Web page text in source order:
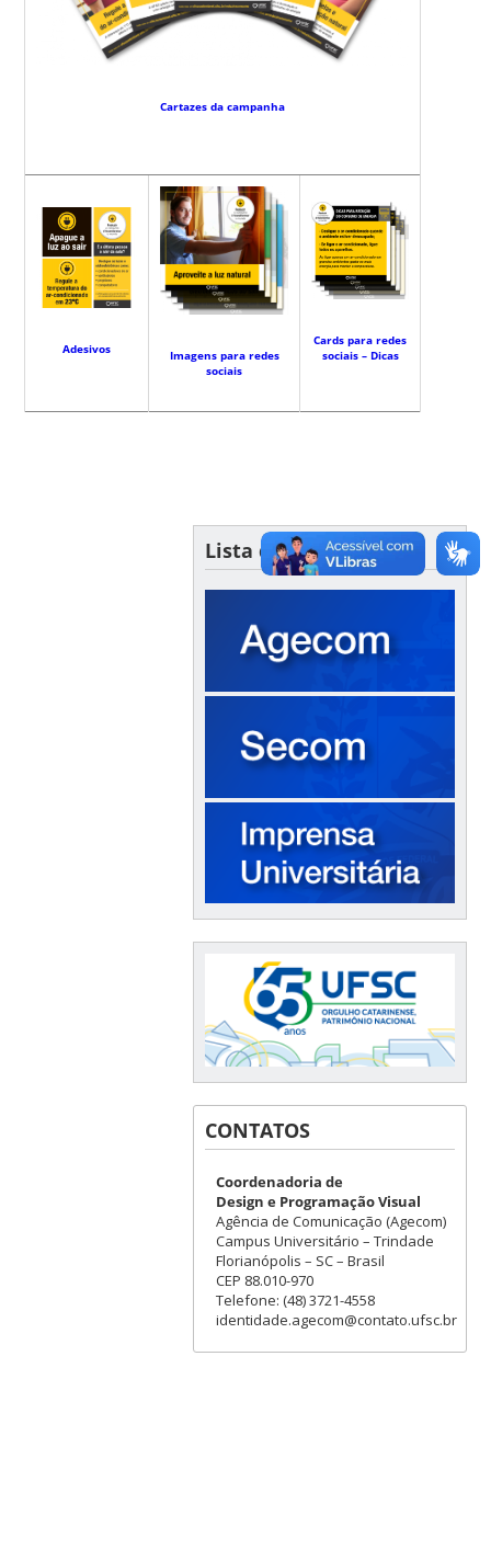
Cartazes da campanha
Adesivos
Imagens para redes
sociais
Cards para redes
sociais – Dicas
Lista de Links
CONTATOS
Coordenadoria de
Design e Programação Visual
Agência de Comunicação (Agecom)
Campus Universitário – Trindade
Florianópolis – SC – Brasil
CEP 88.010-970
Telefone: (48) 3721-4558
identidade.agecom@contato.ufsc.br